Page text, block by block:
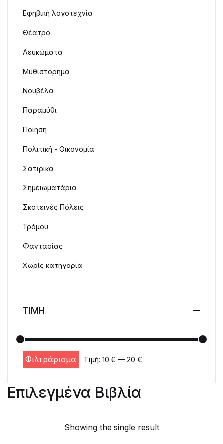
Επιλεγμένα Βιβλία
Showing the single result
Εφηβική λογοτεχνία
Θέατρο
Λευκώματα
Μυθιστόρημα
Νουβέλα
Παραμύθι
Ποίηση
Πολιτική - Οικονομία
Σατιρικά
Σημειωματάρια
Σκοτεινές Πόλεις
Τρόμου
Φαντασίας
Χωρίς κατηγορία
ΤΙΜΗ
Ελάχιστη τιμή
Μέγιστη τιμή
Φιλτράρισμα Τιμή: 10 € — 20 €